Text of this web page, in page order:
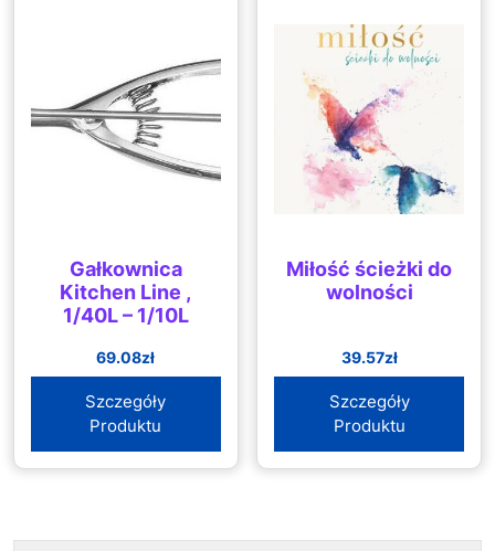
Gałkownica
Kitchen Line ,
1/40L – 1/10L
69.08zł
Szczegóły
Produktu
Miłość ścieżki do
wolności
39.57zł
Szczegóły
Produktu